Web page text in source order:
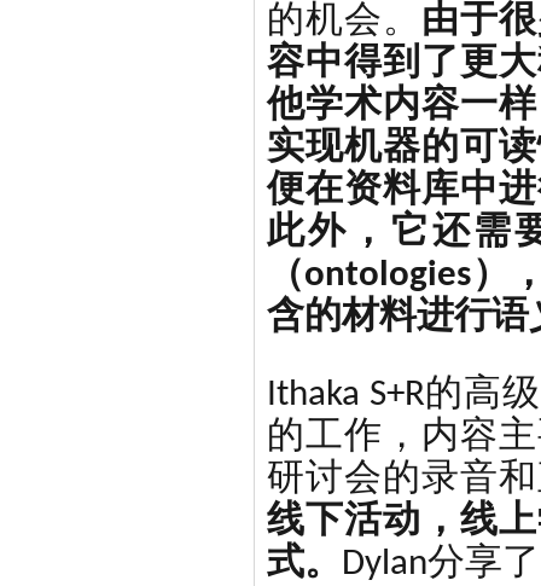
的机会。
由于
容中得到了更
他学术内容一
实现机器的可
便在资料库中
此外，它还需
（ontologies）
含的材料进行语
Ithaka S+R的高
的工作，内容
研讨会的录音
线下活动，线
式。 Dylan分享